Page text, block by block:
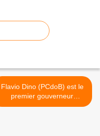
Flavio Dino (PCdoB) est le
premier gouverneur
communiste élu au Brésil >